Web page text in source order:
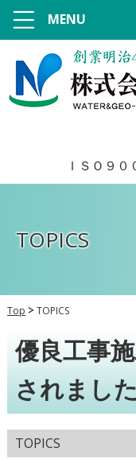
ＩＳＯ９
MENU
TOPICS
Top TOPICS
優良工事
されました
TOPICS